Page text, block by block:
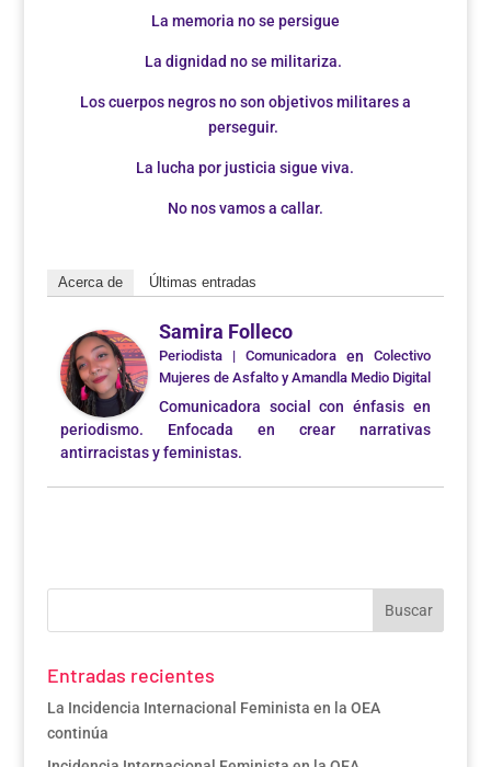
La memoria no se persigue
La dignidad no se militariza.
Los cuerpos negros no son objetivos militares a
perseguir.
La lucha por justicia sigue viva.
No nos vamos a callar.
Acerca de Últimas entradas
Samira Folleco
Periodista | Comunicadora enColectivo
Mujeres de Asfalto y Amandla Medio Digital
Comunicadora social con énfasis en
periodismo. Enfocada en crear narrativas
antirracistas y feministas.
Entradas recientes
La Incidencia Internacional Feminista en la OEA
continúa